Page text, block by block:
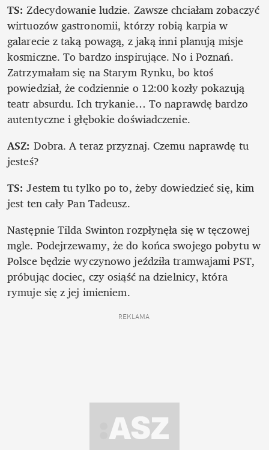
TS: Zdecydowanie ludzie. Zawsze chciałam zobaczyć
wirtuozów gastronomii, którzy robią karpia w
galarecie z taką powagą, z jaką inni planują misje
kosmiczne. To bardzo inspirujące. No i Poznań.
Zatrzymałam się na Starym Rynku, bo ktoś
powiedział, że codziennie o 12:00 kozły pokazują
teatr absurdu. Ich trykanie… To naprawdę bardzo
autentyczne i głębokie doświadczenie.
ASZ: Dobra. A teraz przyznaj. Czemu naprawdę tu
jesteś?
TS: Jestem tu tylko po to, żeby dowiedzieć się, kim
jest ten cały Pan Tadeusz.
Następnie Tilda Swinton rozpłynęła się w tęczowej
mgle. Podejrzewamy, że do końca swojego pobytu w
Polsce będzie wyczynowo jeździła tramwajami PST,
próbując dociec, czy osiąść na dzielnicy, która
rymuje się z jej imieniem.
REKLAMA